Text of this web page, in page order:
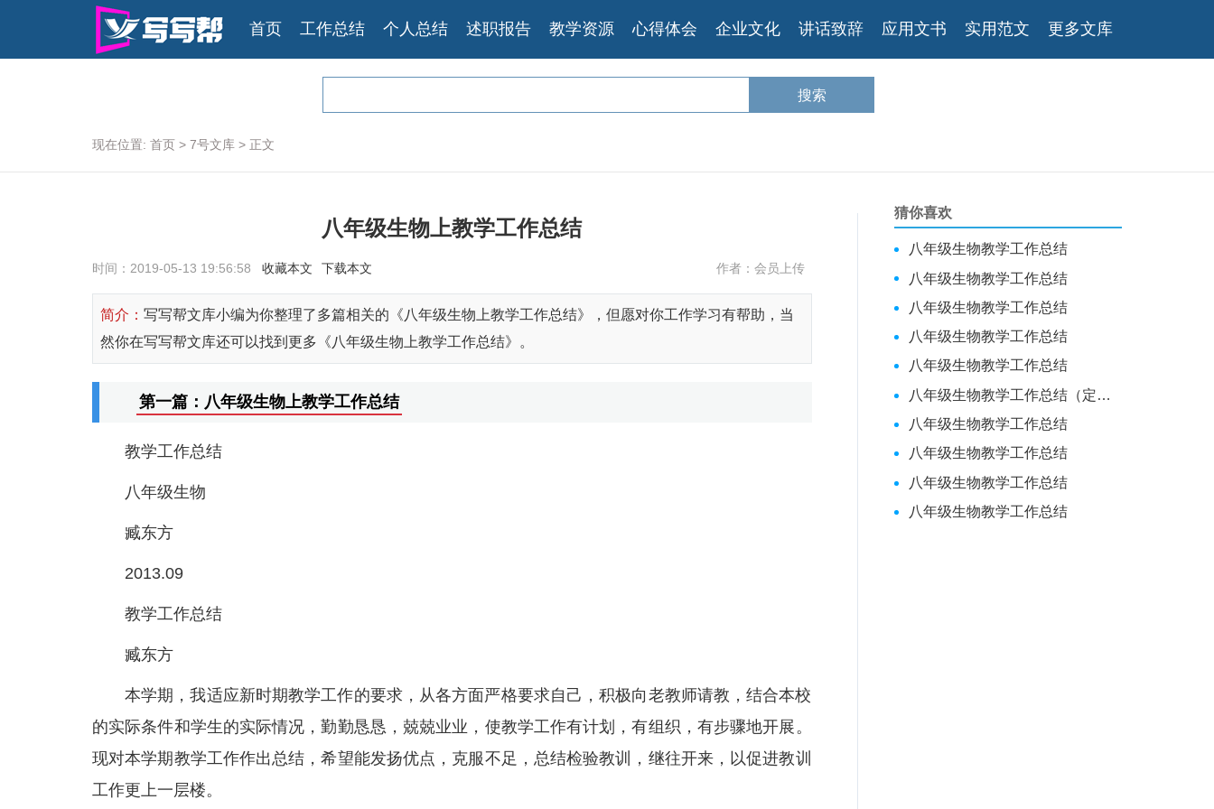
首页 工作总结 个人总结 述职报告 教学资源 心得体会 企业文化 讲话致辞 应用文书 实用范文 更多文库
现在位置: 首页 > 7号文库 > 正文
八年级生物上教学工作总结
时间：2019-05-13 19:56:58 收藏本文 下载本文 作者：会员上传
简介： 写写帮文库小编为你整理了多篇相关的《八年级生物上教学工作总结》，但愿对你工作学习有帮助，当
然你在写写帮文库还可以找到更多《八年级生物上教学工作总结》。
第一篇：八年级生物上教学工作总结
教学工作总结
八年级生物
臧东方
2013.09
教学工作总结
臧东方
本学期，我适应新时期教学工作的要求，从各方面严格要求自己，积极向老教师请教，结合本校
的实际条件和学生的实际情况，勤勤恳恳，兢兢业业，使教学工作有计划，有组织，有步骤地开展。
现对本学期教学工作作出总结，希望能发扬优点，克服不足，总结检验教训，继往开来，以促进教训
工作更上一层楼。
猜你喜欢
八年级生物教学工作总结
八年级生物教学工作总结
八年级生物教学工作总结
八年级生物教学工作总结
八年级生物教学工作总结
八年级生物教学工作总结（定稿）
八年级生物教学工作总结
八年级生物教学工作总结
八年级生物教学工作总结
八年级生物教学工作总结